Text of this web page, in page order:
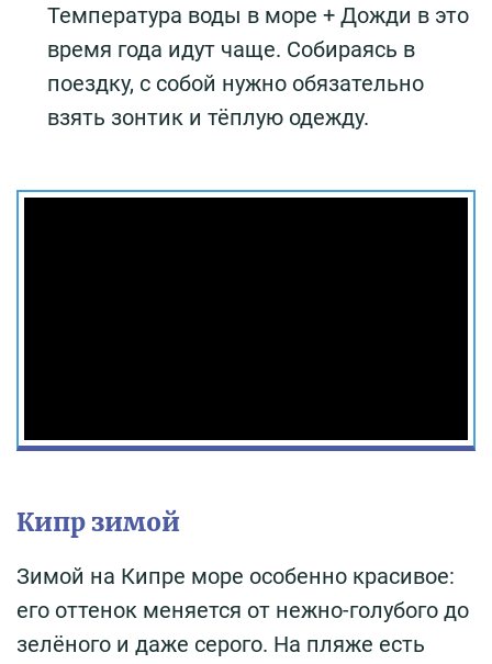
Температура воды в море + Дожди в это
время года идут чаще. Собираясь в
поездку, с собой нужно обязательно
взять зонтик и тёплую одежду.
Кипр зимой
Зимой на Кипре море особенно красивое:
его оттенок меняется от нежно-голубого до
зелёного и даже серого. На пляже есть